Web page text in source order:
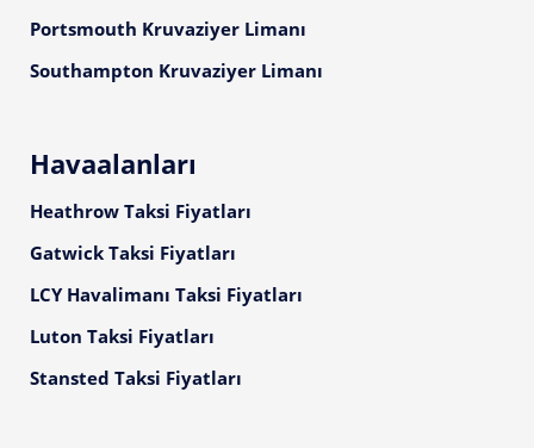
Portsmouth Kruvaziyer Limanı
Southampton Kruvaziyer Limanı
Havaalanları
Heathrow Taksi Fiyatları
Gatwick Taksi Fiyatları
LCY Havalimanı Taksi Fiyatları
Luton Taksi Fiyatları
Stansted Taksi Fiyatları